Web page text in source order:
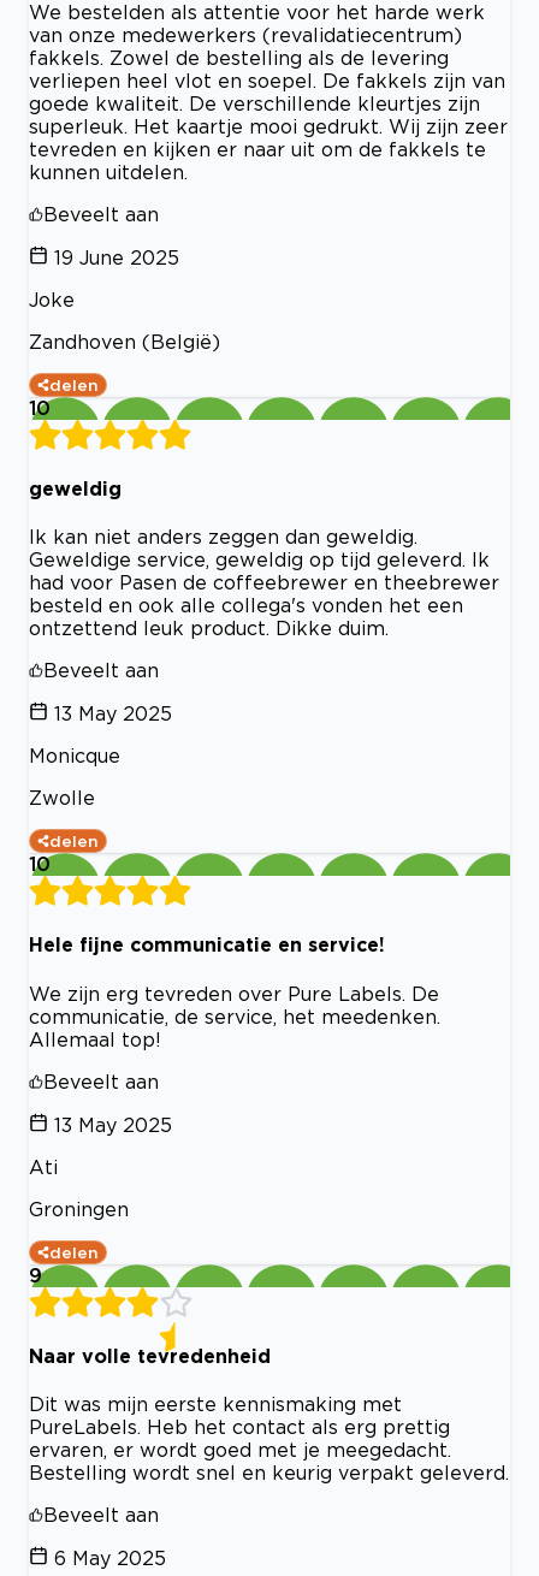
We bestelden als attentie voor het harde werk
van onze medewerkers (revalidatiecentrum)
fakkels. Zowel de bestelling als de levering
verliepen heel vlot en soepel. De fakkels zijn van
goede kwaliteit. De verschillende kleurtjes zijn
superleuk. Het kaartje mooi gedrukt. Wij zijn zeer
tevreden en kijken er naar uit om de fakkels te
kunnen uitdelen.
Beveelt aan
19 June 2025
Joke
Zandhoven (België)
delen
10
geweldig
Ik kan niet anders zeggen dan geweldig.
Geweldige service, geweldig op tijd geleverd. Ik
had voor Pasen de coffeebrewer en theebrewer
besteld en ook alle collega's vonden het een
ontzettend leuk product. Dikke duim.
Beveelt aan
13 May 2025
Monicque
Zwolle
delen
10
Hele fijne communicatie en service!
We zijn erg tevreden over Pure Labels. De
communicatie, de service, het meedenken.
Allemaal top!
Beveelt aan
13 May 2025
Ati
Groningen
delen
9
Naar volle tevredenheid
Dit was mijn eerste kennismaking met
PureLabels. Heb het contact als erg prettig
ervaren, er wordt goed met je meegedacht.
Bestelling wordt snel en keurig verpakt geleverd.
Beveelt aan
6 May 2025